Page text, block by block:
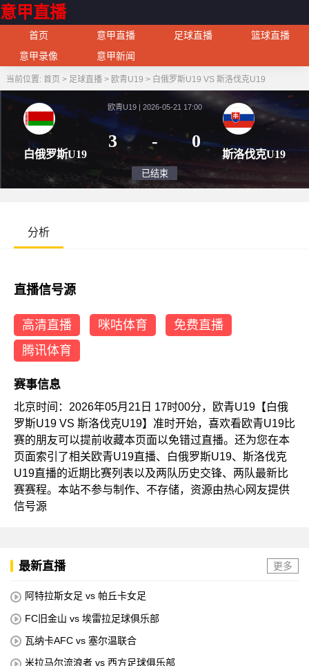
意甲直播
首页 意甲直播 足球直播
篮球直播
意甲录像
意甲新闻
当前位置: 首页 > 足球直播> 欧青U19 > 白俄罗斯U19 VS 斯洛伐克U19
白俄罗斯U19
欧青U19 | 2026-05-21 17:00
3
斯洛
分析
直播信号源
高清直播 咪咕体育
免费直播
腾讯体育
赛事信息
北京时间：2026年05月21日 17时00分，欧青U19【白俄
罗斯U19 VS 斯洛伐克U19】准时开始，喜欢看欧青U19比
赛的朋友可以提前收藏本页面以免错过直播。还为您在本
页面索引了相关欧青U19直播、白俄罗斯U19、斯洛伐克
U19直播的近期比赛列表以及两队历史交锋、两队最新比
赛赛程。本站不参与制作、不存储，资源由热心网友提供
信号源
最新直播 更多
阿特拉斯女足 vs 帕丘卡女足
FC旧金山 vs 埃雷拉足球俱乐部
瓦纳卡AFC vs 塞尔温联合
米拉马尔流浪者 vs 西方足球俱乐部